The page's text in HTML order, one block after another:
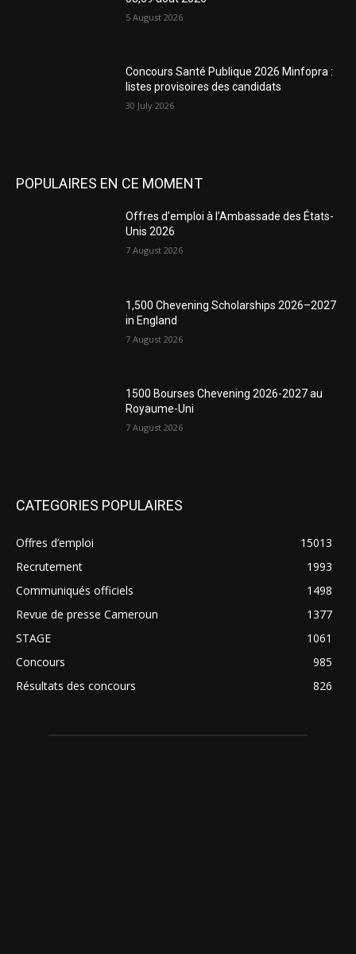
5 August 2026
Concours Santé Publique 2026 Minfopra :
listes provisoires des candidats
30 July 2026
POPULAIRES EN CE MOMENT
Offres d’emploi à l’Ambassade des États-
Unis 2026
7 August 2026
1,500 Chevening Scholarships 2026–2027
in England
7 August 2026
1500 Bourses Chevening 2026-2027 au
Royaume-Uni
7 August 2026
CATEGORIES POPULAIRES
Offres d’emploi
15013
Recrutement
1993
Communiqués officiels
1498
Revue de presse Cameroun
1377
STAGE
1061
Concours
985
Résultats des concours
826